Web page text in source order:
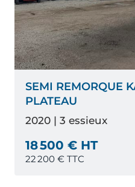
SEMI REMORQUE
PLATEAU
2020 | 3 essieux
18 500 € HT
22 200 € TTC